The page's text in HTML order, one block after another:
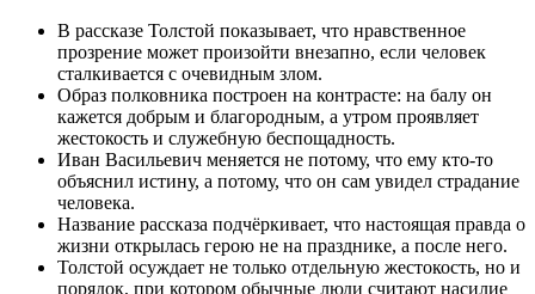
В рассказе Толстой показывает, что нравственное
прозрение может произойти внезапно, если человек
сталкивается с очевидным злом.
Образ полковника построен на контрасте: на балу он
кажется добрым и благородным, а утром проявляет
жестокость и служебную беспощадность.
Иван Васильевич меняется не потому, что ему кто-то
объяснил истину, а потому, что он сам увидел страдание
человека.
Название рассказа подчёркивает, что настоящая правда о
жизни открылась герою не на празднике, а после него.
Толстой осуждает не только отдельную жестокость, но и
порядок, при котором обычные люди считают насилие